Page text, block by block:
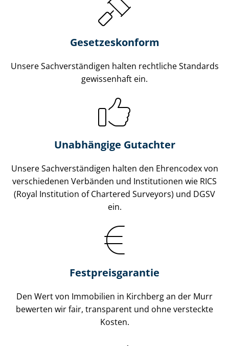
Gesetzes­konform
Unsere Sach­ver­stän­di­gen halten rechtliche Standards
gewissenhaft ein.
Unabhängige Gutachter
Unsere Sach­ver­stän­di­gen halten den Ehrencodex von
verschiedenen Verbänden und Institutionen wie RICS
(Royal Institution of Chartered Surveyors) und DGSV
ein.
Festpreis​garantie
Den Wert von Immobilien in Kirchberg an der Murr
bewerten wir fair, transparent und ohne versteckte
Kosten.